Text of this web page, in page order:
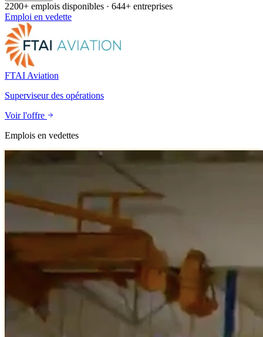
2200+ emplois disponibles · 644+ entreprises
Emploi en vedette
FTAI Aviation
Superviseur des opérations
Voir l'offre
Emplois en vedettes